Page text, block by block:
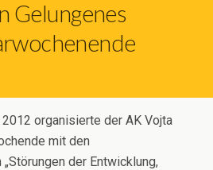
Gelungenes
organisierte der AK Vojta
mit den
der Entwicklung,